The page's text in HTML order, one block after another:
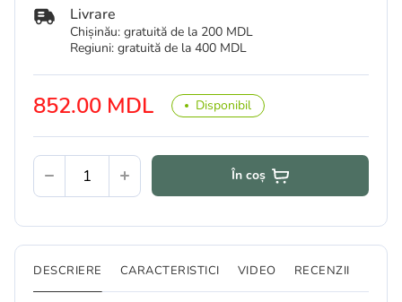
852.00 MDL Disponibil
Livrare
Chișinău: gratuită de la 200 MDL
Regiuni: gratuită de la 400 MDL
În coș
DESCRIERE CARACTERISTICI VIDEO RECENZII